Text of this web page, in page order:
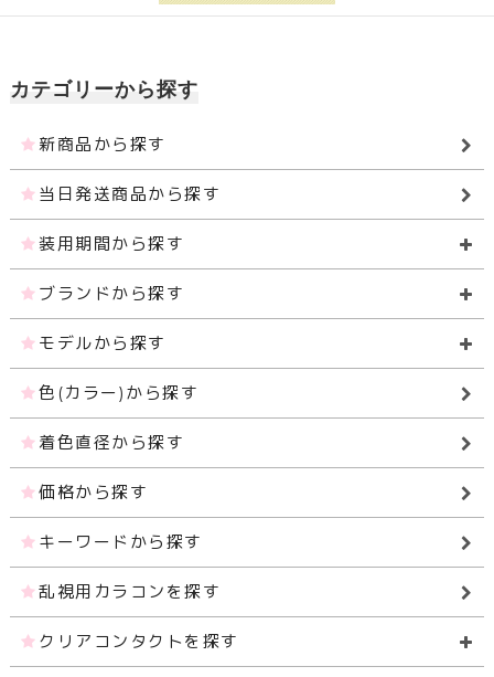
カテゴリーから探す
新商品から探す
当日発送商品から探す
装用期間から探す
ブランドから探す
モデルから探す
色(カラー)から探す
着色直径から探す
価格から探す
キーワードから探す
乱視用カラコンを探す
クリアコンタクトを探す